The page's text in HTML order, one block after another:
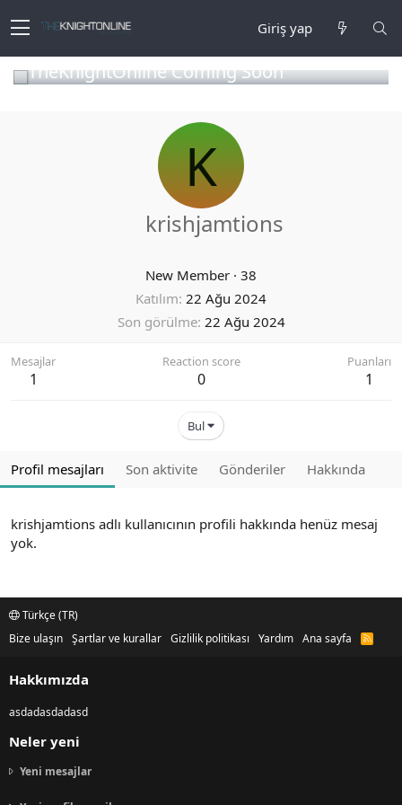
Giriş yap
TheKnightOnline Coming Soon
K
krishjamtions
New Member · 38
Katılım 22 Ağu 2024
Son görülme 22 Ağu 2024
Mesajlar
1
Reaction score
0
Puanları
1
Bul
Profil mesajları Son aktivite Gönderiler Hakkında
krishjamtions adlı kullanıcının profili hakkında henüz mesaj
yok.
Türkçe (TR)
Bize ulaşın Şartlar ve kurallar Gizlilik politikası Yardım Ana sayfa
R
Hakkımızda
asdadasdadasd
Neler yeni
Yeni mesajlar